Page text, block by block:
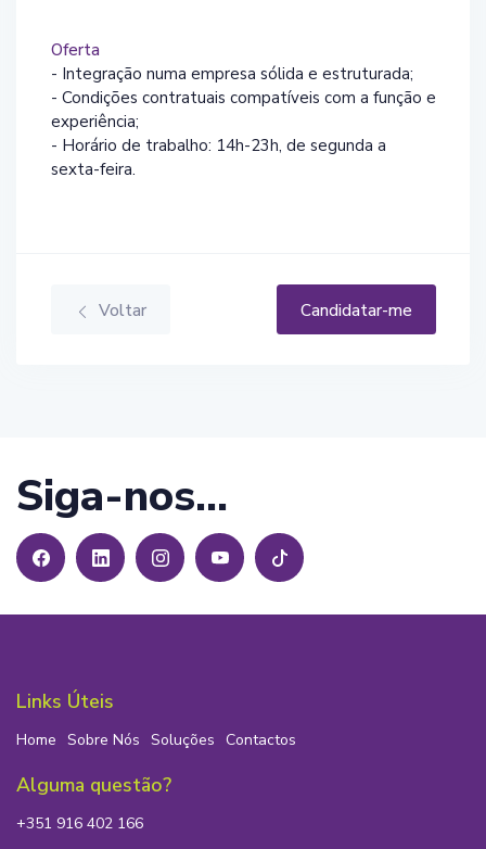
Oferta
- Integração numa empresa sólida e estruturada;
- Condições contratuais compatíveis com a função e
experiência;
- Horário de trabalho: 14h-23h, de segunda a
sexta-feira.
Voltar Candidatar-me
Siga-nos...
Links Úteis
Home Sobre Nós Soluções Contactos
Alguma questão?
+351 916 402 166